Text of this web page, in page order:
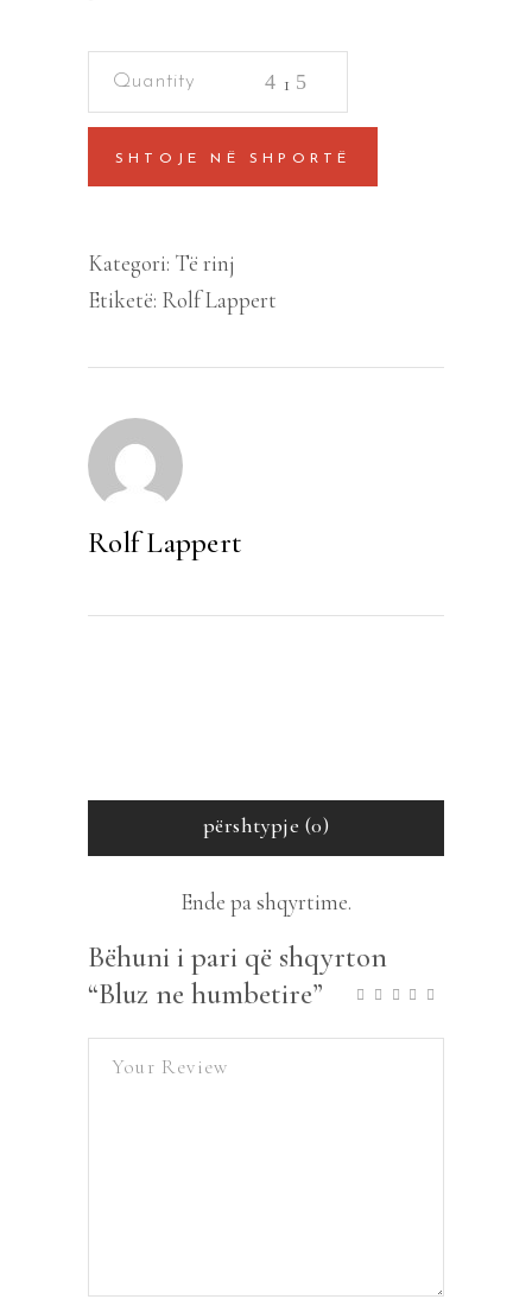
humbetire
quantity
SHTOJE NË SHPORTË
Kategori: Të rinj
Etiketë: Rolf Lappert
Rolf Lappert
përshtypje (0)
Ende pa shqyrtime.
Bëhuni i pari që shqyrton
“Bluz ne humbetire”